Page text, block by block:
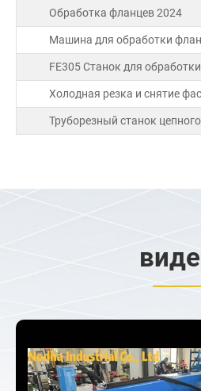
Обработка фланцев 2024
Машина для обработки
FE305 Станок для
Холодная резка и снятие
Труборезный станок